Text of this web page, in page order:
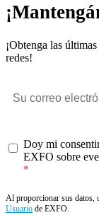
¡Obtenga las
redes!
Doy mi
EXFO sobre
Al proporcionar sus datos,
Usuario de EXFO.